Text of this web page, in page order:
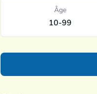
Âge
10-99